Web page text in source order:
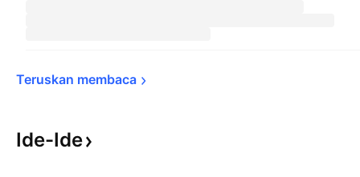
Teruskan membaca
Ide-Ide